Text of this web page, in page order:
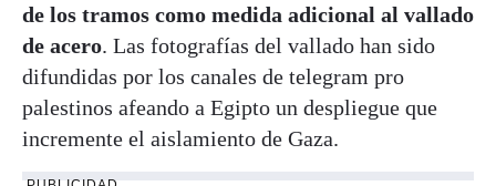
de los tramos como medida adicional al vallado
de acero. Las fotografías del vallado han sido
difundidas por los canales de telegram pro
palestinos afeando a Egipto un despliegue que
incremente el aislamiento de Gaza.